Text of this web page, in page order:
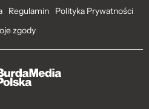
Regulamin
Polityka Prywatności
zgody